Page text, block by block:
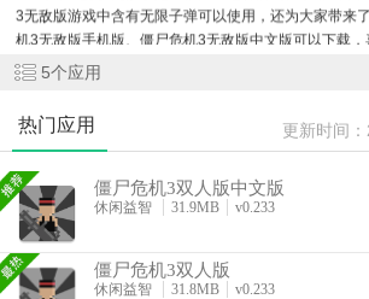
3无敌版游戏中含有无限子弹可以使用，还为大家带来
机3无敌版手机版、僵尸危机3无敌版中文版可以下载，
玩家快来下载体验吧。
5个应用
热门应用 更新时间：
僵尸危机3双人版中文版
休闲益智 31.9MB v0.233
僵尸危机3双人版
休闲益智 31.8MB v0.233